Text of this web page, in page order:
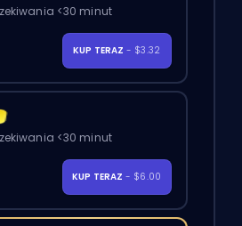
<30 minut
KUP TERAZ - $3.32
<30 minut
KUP TERAZ - $6.00